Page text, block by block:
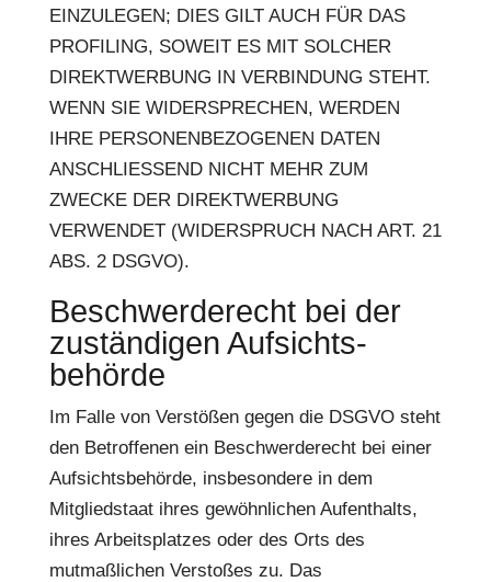
EINZULEGEN; DIES GILT AUCH FÜR DAS
PROFILING, SOWEIT ES MIT SOLCHER
DIREKTWERBUNG IN VERBINDUNG STEHT.
WENN SIE WIDERSPRECHEN, WERDEN
IHRE PERSONENBEZOGENEN DATEN
ANSCHLIESSEND NICHT MEHR ZUM
ZWECKE DER DIREKTWERBUNG
VERWENDET (WIDERSPRUCH NACH ART. 21
ABS. 2 DSGVO).
Beschwerde­recht bei der
zuständigen Aufsichts­
behörde
Im Falle von Verstößen gegen die DSGVO steht
den Betroffenen ein Beschwerderecht bei einer
Aufsichtsbehörde, insbesondere in dem
Mitgliedstaat ihres gewöhnlichen Aufenthalts,
ihres Arbeitsplatzes oder des Orts des
mutmaßlichen Verstoßes zu. Das